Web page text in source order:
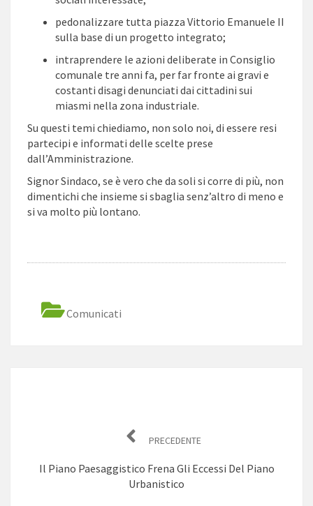
pedonalizzare tutta piazza Vittorio Emanuele II
sulla base di un progetto integrato;
intraprendere le azioni deliberate in Consiglio
comunale tre anni fa, per far fronte ai gravi e
costanti disagi denunciati dai cittadini sui
miasmi nella zona industriale.
Su questi temi chiediamo, non solo noi, di essere resi
partecipi e informati delle scelte prese
dall’Amministrazione.
Signor Sindaco, se è vero che da soli si corre di più, non
dimentichi che insieme si sbaglia senz’altro di meno e
si va molto più lontano.
Comunicati
PRECEDENTE
Il Piano Paesaggistico Frena Gli Eccessi Del Piano
Urbanistico